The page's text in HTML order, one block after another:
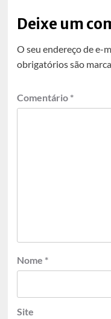
Deixe um
O seu endereço de e-
obrigatórios são
Comentário *
Nome *
Site